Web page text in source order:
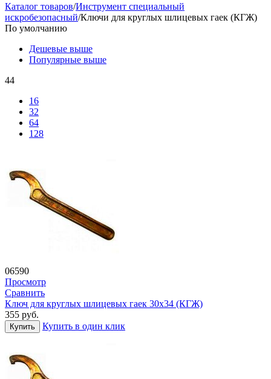
Каталог товаров/Инструмент специальный
искробезопасный/Ключи для круглых шлицевых гаек (КГЖ)
По умолчанию
Дешевые выше
Популярные выше
44
16
32
64
128
06590
Просмотр
Сравнить
Ключ для круглых шлицевых гаек 30х34 (КГЖ)
355 руб.
Купить Купить в один клик